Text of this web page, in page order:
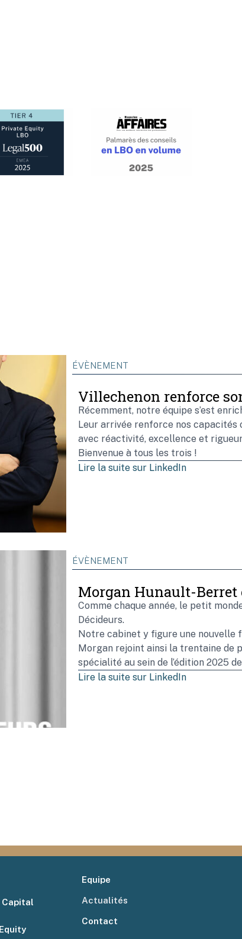
ÉVÈNEMENT
Villechenon renforce
Récemment, notre équipe s’est
Leur arrivée renforce nos
avec réactivité, excellence et
Bienvenue à tous les trois !
Lire la suite sur LinkedIn
ÉVÈNEMENT
Morgan Hunault-Berret
Comme chaque année, le petit
Décideurs.
Notre cabinet y figure une nouvelle
Morgan rejoint ainsi la trentaine de
spécialité au sein de l’édition 2025
Lire la suite sur LinkedIn
Capital
Equipe
Actualités
Contact